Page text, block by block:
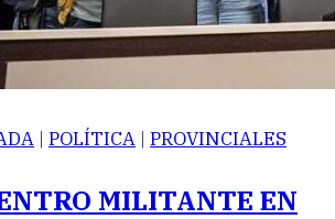
| POLÍTICA | PROVINCIALES
MILITANTE EN